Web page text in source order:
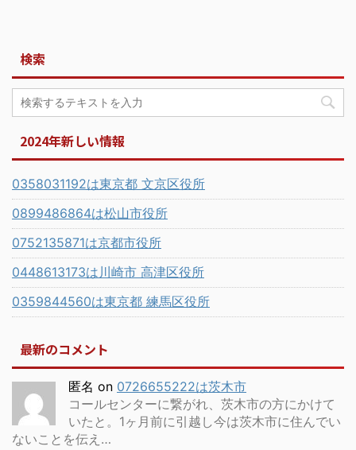
検索
2024年新しい情報
0358031192は東京都 文京区役所
0899486864は松山市役所
0752135871は京都市役所
0448613173は川崎市 高津区役所
0359844560は東京都 練馬区役所
最新のコメント
匿名 on 0726655222は茨木市
コールセンターに繋がれ、茨木市の方にかけて
いたと。1ヶ月前に引越し今は茨木市に住んでい
ないことを伝え…